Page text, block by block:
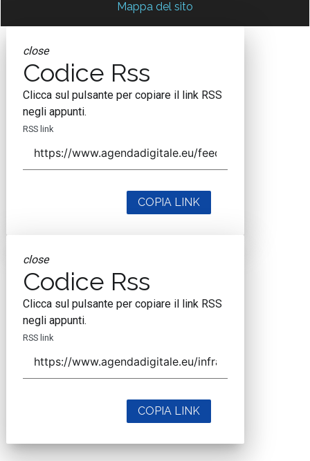
Mappa del sito
close
Codice Rss
Clicca sul pulsante per copiare il link RSS
negli appunti.
RSS link
COPIA LINK
close
Codice Rss
Clicca sul pulsante per copiare il link RSS
negli appunti.
RSS link
COPIA LINK